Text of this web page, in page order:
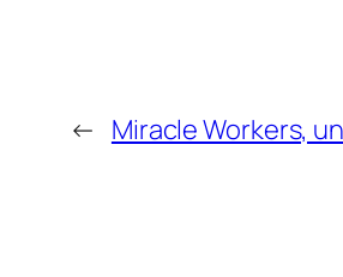
← Miracle Workers,